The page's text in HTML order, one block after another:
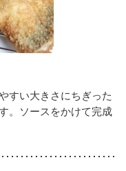
すい大きさにちぎった
。ソースをかけて完成